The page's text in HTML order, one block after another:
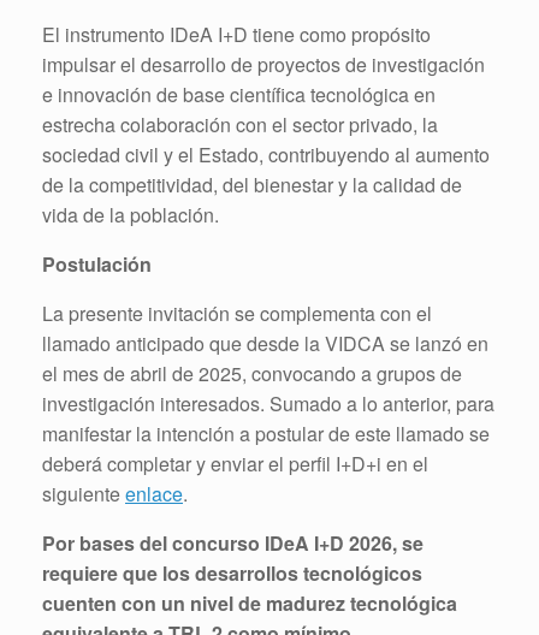
El instrumento IDeA I+D tiene como propósito
impulsar el desarrollo de proyectos de investigación
e innovación de base científica tecnológica en
estrecha colaboración con el sector privado, la
sociedad civil y el Estado, contribuyendo al aumento
de la competitividad, del bienestar y la calidad de
vida de la población.
Postulación
La presente invitación se complementa con el
llamado anticipado que desde la VIDCA se lanzó en
el mes de abril de 2025, convocando a grupos de
investigación interesados. Sumado a lo anterior, para
manifestar la intención a postular de este llamado se
deberá completar y enviar el perfil I+D+i en el
siguienteenlace.
Por bases del concurso IDeA I+D 2026, se
requiere que los desarrollos tecnológicos
cuenten con un nivel de madurez tecnológica